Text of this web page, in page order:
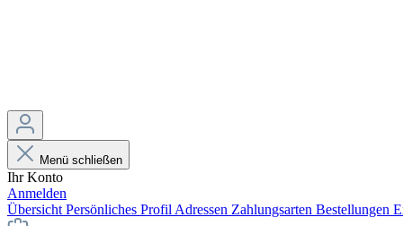
Menü schließen
Ihr Konto
Anmelden
Übersicht Persönliches Profil Adressen Zahlungsarten Bestellungen